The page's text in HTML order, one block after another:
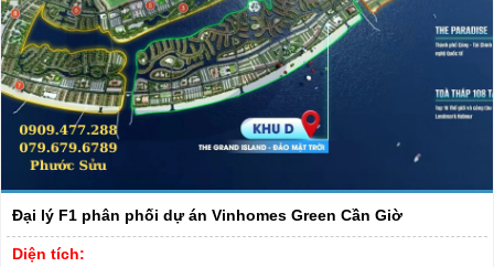
Đại lý F1 phân phối dự án Vinhomes Green Cần Giờ
Diện tích: